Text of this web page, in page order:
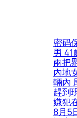
密码
男
兩把
內地
輛內
趕到
嫌犯
8月5